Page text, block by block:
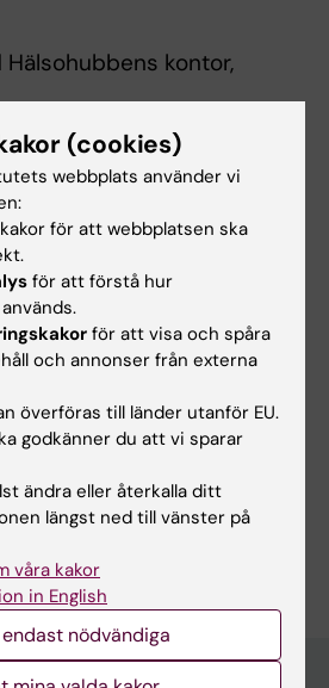
kontor,
på denna sida?
(cookies)
webbplats använder vi
kakor för att webbplatsen ska
för att förstå hur
för att visa och spåra
och annonser från externa
överföras till länder utanför EU.
godkänner du att vi sparar
ändra eller återkalla ditt
längst ned till vänster på
våra kakor
in English
nödvändiga